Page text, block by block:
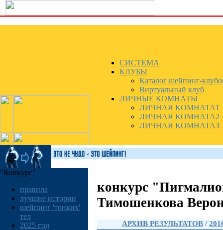
СИСТЕМА
КЛУБЫ
Каталог шейпинг-
Виртуальный клуб
ЛИЧНЫЕ КОМНАТЫ
ЛИЧНАЯ КОМНАТА1
ЛИЧНАЯ КОМНАТА2
ЛИЧНАЯ КОМНАТА3
"Конкурс"
правила
лучшие истории
шейпинг 'тонких'
тел
2025 год
конкурс
Тимошенкова
АРХИВ РЕЗУЛЬТАТОВ /